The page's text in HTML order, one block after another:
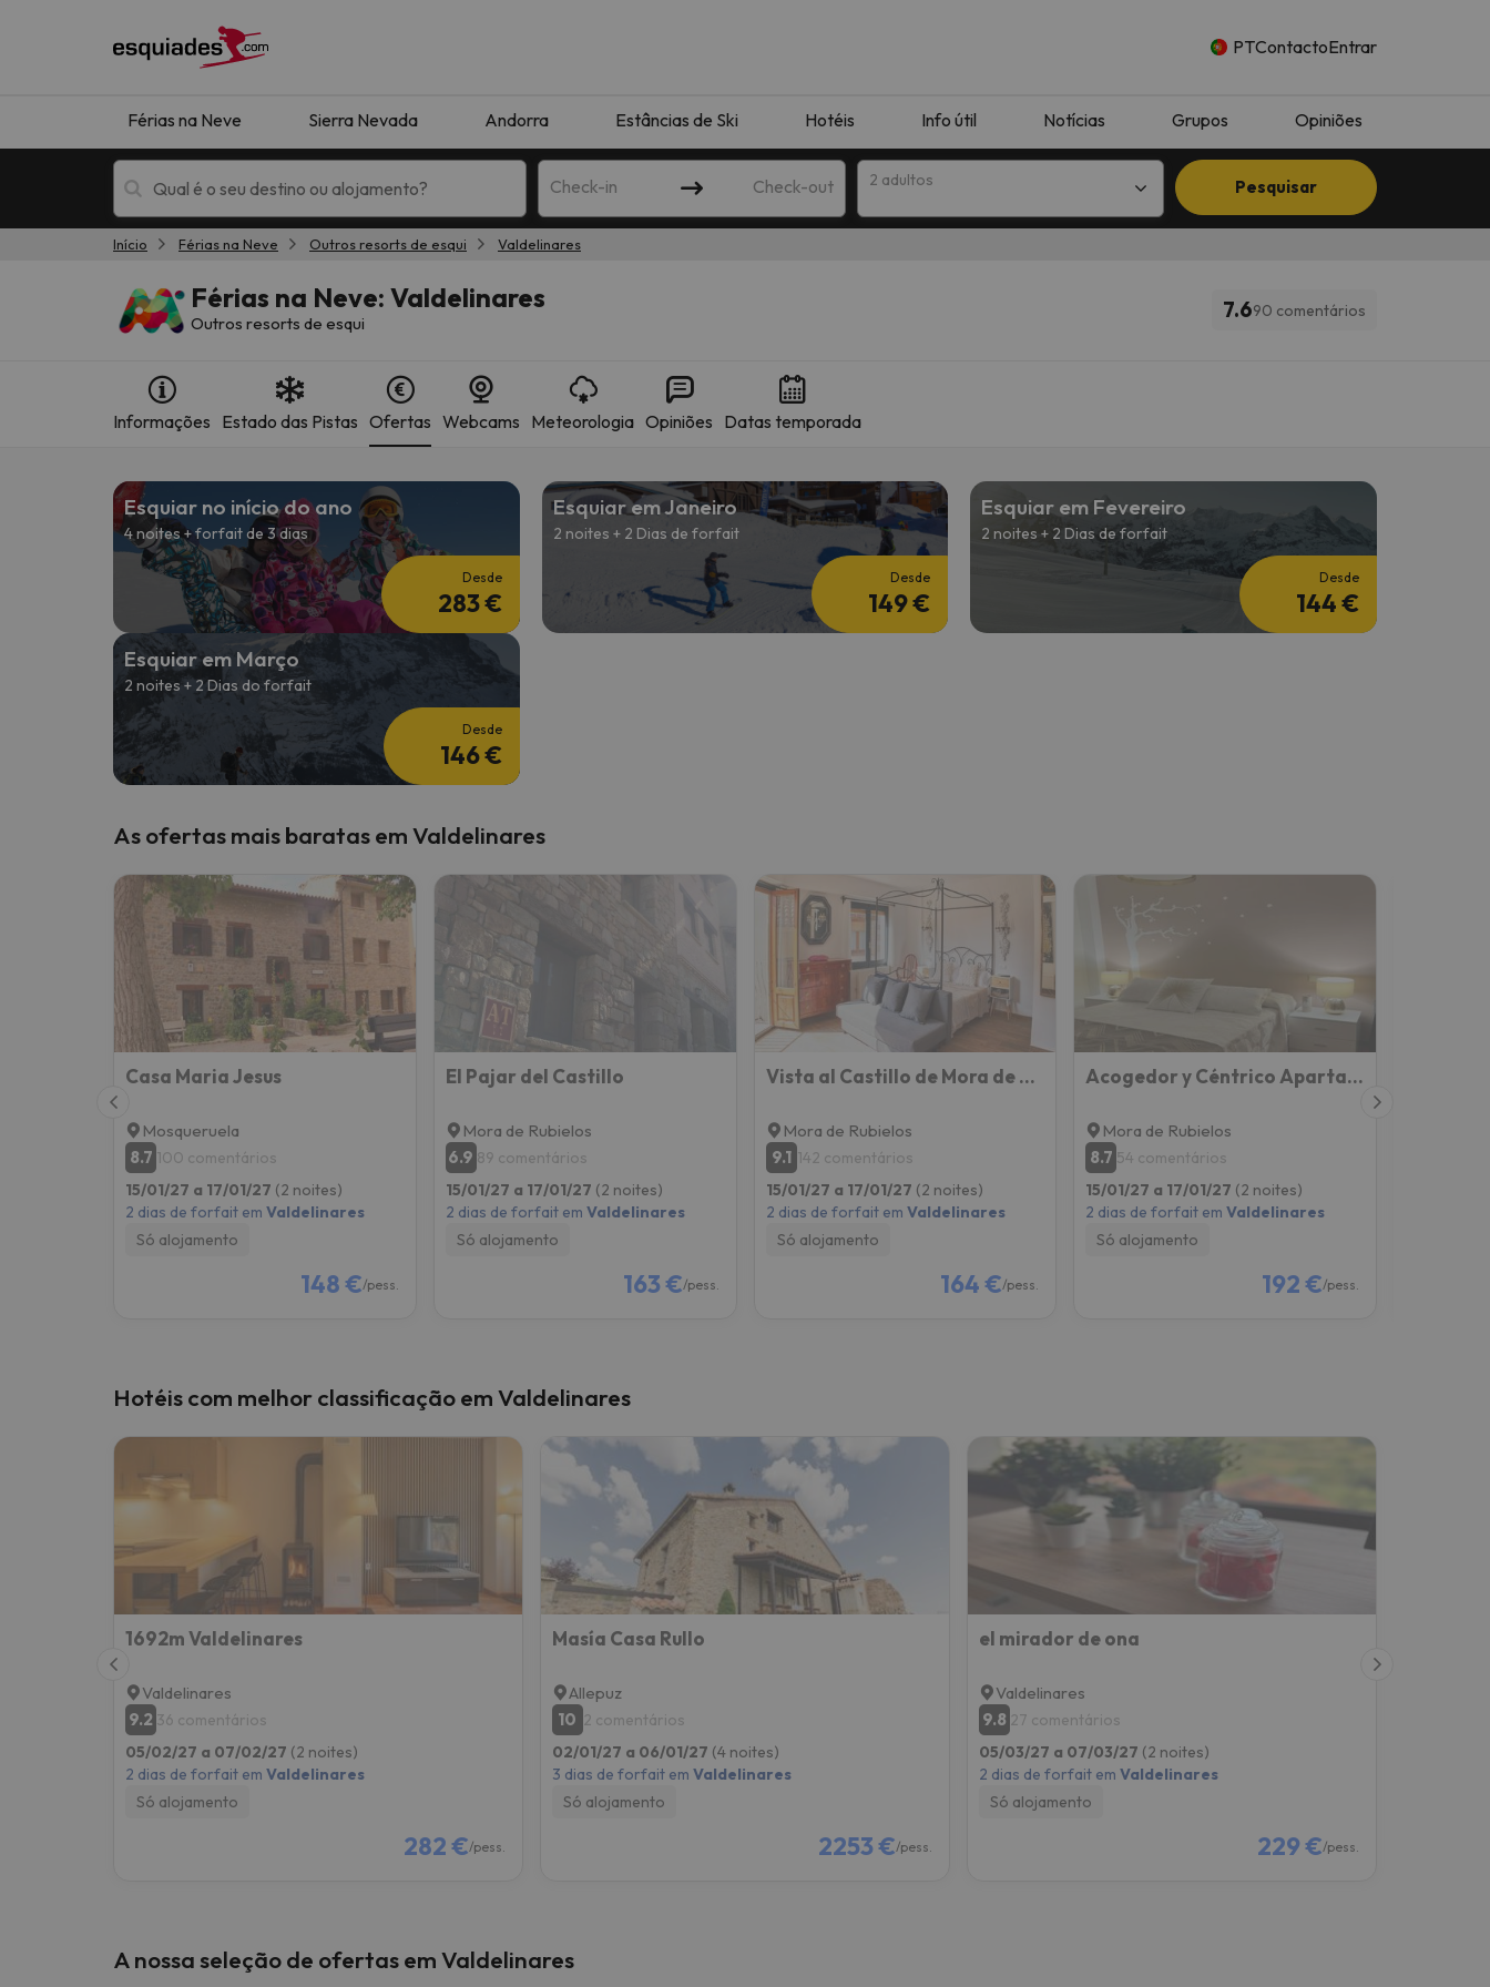
PTContactoEntrar
Férias na Neve Sierra Nevada Andorra Estâncias de Ski Hotéis Info útil Notícias Grupos Opiniões
Check-in Check-out 2 adultos Pesquisar
Férias na neve Hotéis de montanha
Bem, parece que o nosso Seeker perdeu o seu caminho. Assim que encontrar a sua bússola, estará de volta.
Início Férias na Neve Outros resorts de esqui Valdelinares
Férias na Neve: Valdelinares
Outros resorts de esqui 7.690 comentários
Informações Estado das Pistas Ofertas Webcams Meteorologia Opiniões Datas temporada
Esquiar no início do ano
4 noites + forfait de 3 dias
Desde
283 €
Esquiar em Janeiro
2 noites + 2 Dias de forfait
Desde
149 €
Esquiar em Fevereiro
2 noites + 2 Dias de forfait
Desde
144 €
Esquiar em Março
2 noites + 2 Dias do forfait
Desde
146 €
As ofertas mais baratas em Valdelinares
Casa Maria Jesus
Mosqueruela
8.7 100 comentários
15/01/27 a 17/01/27 (2 noites)
2 dias de forfait em Valdelinares
Só alojamento
148 €/pess.
El Pajar del Castillo
Mora de Rubielos
6.9 89 comentários
15/01/27 a 17/01/27 (2 noites)
2 dias de forfait em Valdelinares
Só alojamento
163 €/pess.
Vista al Castillo de Mora de Rubielos VUTE-22-036
Mora de Rubielos
9.1 142 comentários
15/01/27 a 17/01/27 (2 noites)
2 dias de forfait em Valdelinares
Só alojamento
164 €/pess.
Acogedor y Céntrico Apartamento
Mora de Rubielos
8.7 54 comentários
15/01/27 a 17/01/27 (2 noites)
2 dias de forfait emValdelinares
Só alojamento
192 €/pess.
Hotéis com melhor classificação em Valdelinares
1692m Valdelinares
Valdelinares
9.2 36 comentários
05/02/27 a 07/02/27 (2 noites)
2 dias de forfait em Valdelinares
Só alojamento
282 €/pess.
Masía Casa Rullo
Allepuz
10 2 comentários
02/01/27 a 06/01/27 (4 noites)
3 dias de forfait em Valdelinares
Só alojamento
2253 €/pess.
el mirador de ona
Valdelinares
9.8 27 comentários
05/03/27 a 07/03/27 (2 noites)
2 dias de forfait em Valdelinares
Só alojamento
229 €/pess.
A nossa seleção de ofertas em Valdelinares